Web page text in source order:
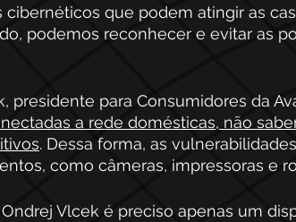
cibernéticos que podem atingir as
podemos reconhecer e evitar as
presidente para Consumidores da
a rede domésticas, não
. Dessa forma, as
como câmeras, impressoras e
Vlcek é preciso apenas um